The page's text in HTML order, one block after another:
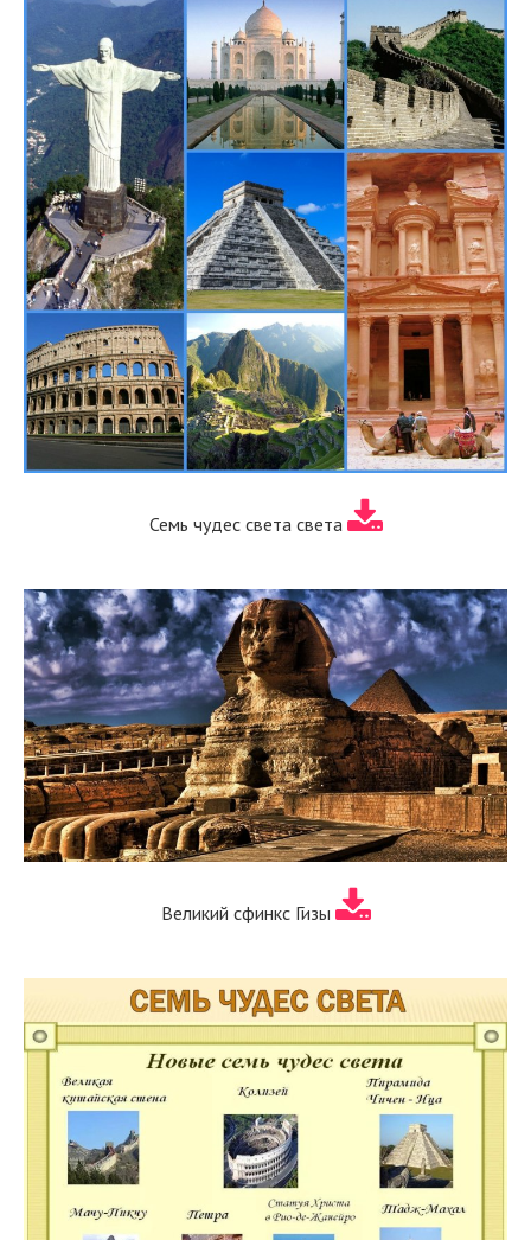
Семь чудес света света
Великий сфинкс Гизы